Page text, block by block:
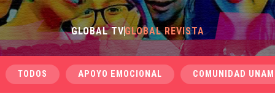
GLOBAL TVGLOBAL REVISTA
TODOS APOYO EMOCIONAL COMUNIDAD UNAM